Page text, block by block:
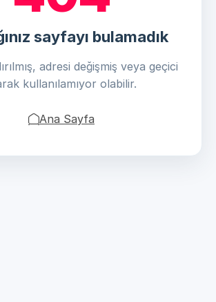
sayfayı bulamadık
adresi değişmiş veya geçici
kullanılamıyor olabilir.
Ana Sayfa